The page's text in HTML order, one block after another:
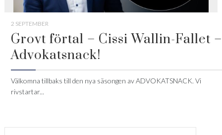
2 SEPTEMBER
Grovt förtal – Cissi Wallin-Fallet –
Advokatsnack!
Välkomna tillbaks till den nya säsongen av ADVOKATSNACK. Vi
rivstartar...